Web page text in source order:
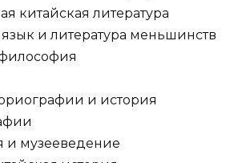
китайская литература
и литература меньшинств
и история
и музееведение